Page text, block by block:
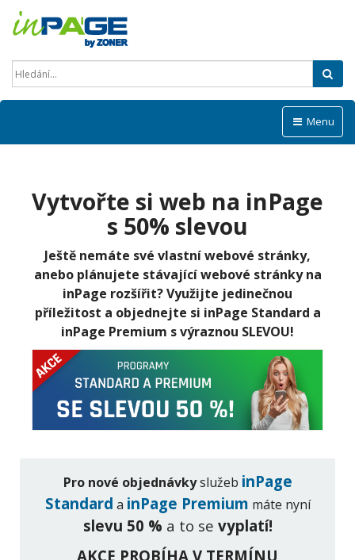
Menu
Vytvořte si web na inPage
s 50% slevou
Ještě nemáte své vlastní webové stránky,
anebo plánujete stávající webové stránky na
inPage rozšířit? Využijte jedinečnou
příležitost a objednejte si inPage Standard a
inPage Premium s výraznou SLEVOU!
Pro nové objednávkyslužeb inPage
Standard a inPage Premium máte nyní
slevu 50 % a to se vyplatí!
AKCE PROBÍHA V TERMÍNU